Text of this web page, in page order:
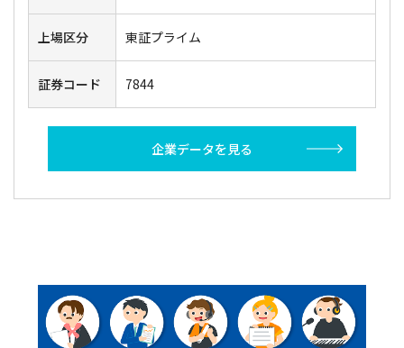
上場区分 東証プライム
証券コード 7844
企業データを見る